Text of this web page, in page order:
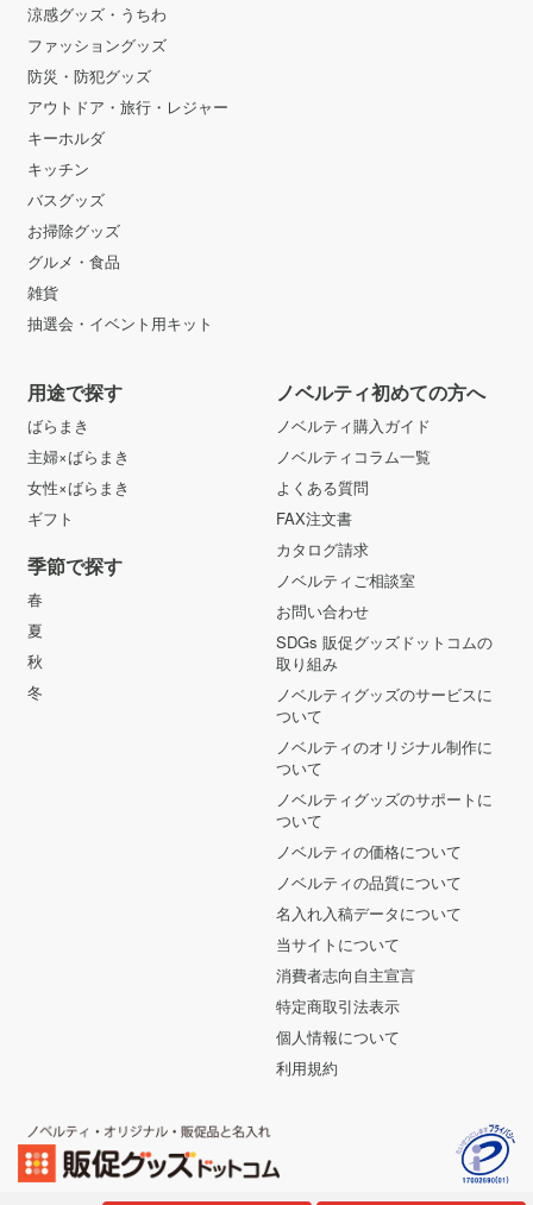
涼感グッズ・うちわ
ファッショングッズ
防災・防犯グッズ
アウトドア・旅行・レジャー
キーホルダ
キッチン
バスグッズ
お掃除グッズ
グルメ・食品
雑貨
抽選会・イベント用キット
用途で探す
ばらまき
主婦×ばらまき
女性×ばらまき
ギフト
季節で探す
春
夏
秋
冬
ノベルティ初めての方へ
ノベルティ購入ガイド
ノベルティコラム一覧
よくある質問
FAX注文書
カタログ請求
ノベルティご相談室
お問い合わせ
SDGs 販促グッズドットコムの
取り組み
ノベルティグッズのサービスに
ついて
ノベルティのオリジナル制作に
ついて
ノベルティグッズのサポートに
ついて
ノベルティの価格について
ノベルティの品質について
名入れ入稿データについて
当サイトについて
消費者志向自主宣言
特定商取引法表示
個人情報について
利用規約